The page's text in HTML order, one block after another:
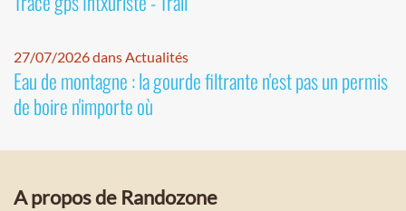
27/07/2026 dans Actualités
Eau de montagne : la gourde filtrante n'est pas un permis
de boire n'importe où
A propos de Randozone